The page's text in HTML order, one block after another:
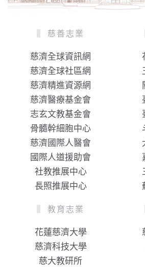
慈善志業
慈濟全球資訊網
慈濟全球社區網
慈濟精進資源網
慈濟醫療基金會
志玄文教基金會
骨髓幹細胞中心
慈濟國際人醫會
國際人道援助會
社教推展中心
長照推展中心
教育志業
花蓮慈濟大學
慈濟科技大學
慈大教研所